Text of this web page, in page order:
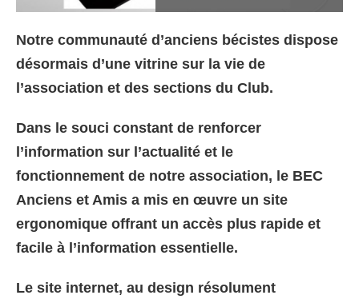
Notre communauté d’anciens bécistes dispose
désormais d’une vitrine sur la vie de
l’association et des sections du Club.
Dans le souci constant de renforcer
l’information sur l’actualité et le
fonctionnement de notre association, le BEC
Anciens et Amis a mis en œuvre un site
ergonomique offrant un accès plus rapide et
facile à l’information essentielle.
Le site internet, au design résolument